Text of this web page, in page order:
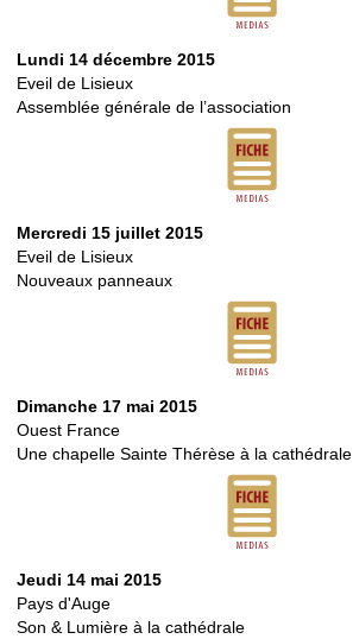
Lundi 14 décembre 2015
Eveil de Lisieux
Assemblée générale de l’association
Mercredi 15 juillet 2015
Eveil de Lisieux
Nouveaux panneaux
Dimanche 17 mai 2015
Ouest France
Une chapelle Sainte Thérèse à la cathédrale
Jeudi 14 mai 2015
Pays d'Auge
Son & Lumière à la cathédrale